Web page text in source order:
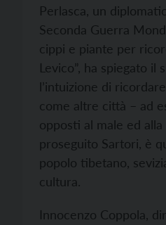
Perlasca, un
Seconda Guerra
cippi e piante per
Levico”, ha spiegato
l’intuizione di
come altre città – ad
opposti al male ed alla
proseguito Sartori, è
popolo tibetano,
cultura.
Innocenzo Coppola,